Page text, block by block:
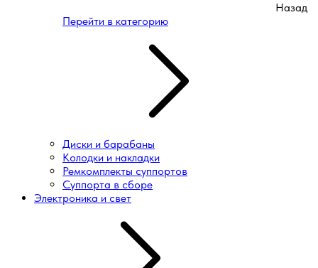
Назад
Перейти в категорию
Диски и барабаны
Колодки и накладки
Ремкомплекты суппортов
Суппорта в сборе
Электроника и свет